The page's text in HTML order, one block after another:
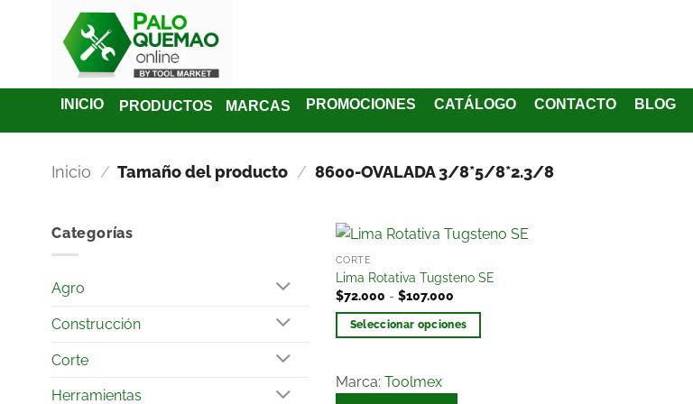
INICIO PRODUCTOS MARCAS PROMOCIONES CATÁLOGO CONTACTO BLOG
Inicio / Tamaño del producto / 8600-OVALADA 3/8*5/8*2.3/8
Categorías
Agro
Construcción
Corte
Herramientas
CORTE
Lima Rotativa Tugsteno SE
$72.000 - $107.000
Seleccionar opciones
Marca: Toolmex